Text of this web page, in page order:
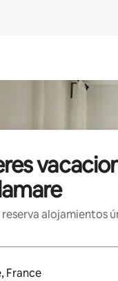
alojamientos
resultados estén